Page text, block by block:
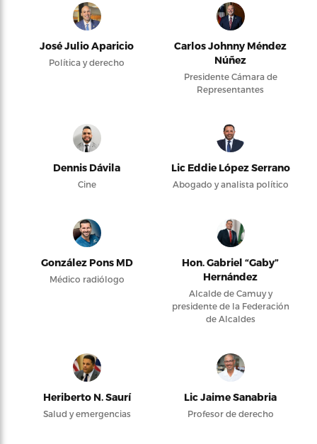
José Julio Aparicio
Política y derecho
Carlos Johnny Méndez
Núñez
Presidente Cámara de
Representantes
Dennis Dávila
Cine
Lic Eddie López Serrano
Abogado y analista político
González Pons MD
Médico radiólogo
Hon. Gabriel “Gaby”
Hernández
Alcalde de Camuy y
presidente de la Federación
de Alcaldes
Heriberto N. Saurí
Salud y emergencias
Lic Jaime Sanabria
Profesor de derecho